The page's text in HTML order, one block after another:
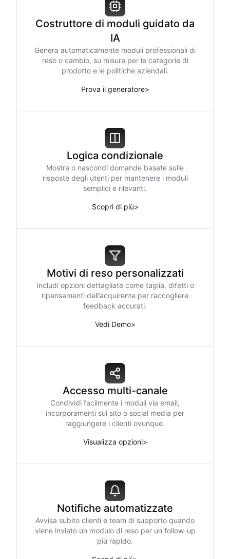
Costruttore di moduli guidato da
IA
Genera automaticamente moduli professionali di
reso o cambio, su misura per le categorie di
prodotto e le politiche aziendali.
Prova il generatore>
Logica condizionale
Mostra o nascondi domande basate sulle
risposte degli utenti per mantenere i moduli
semplici e rilevanti.
Scopri di più>
Motivi di reso personalizzati
Includi opzioni dettagliate come taglia, difetti o
ripensamenti dell’acquirente per raccogliere
feedback accurati.
Vedi Demo>
Accesso multi-canale
Condividi facilmente i moduli via email,
incorporamenti sul sito o social media per
raggiungere i clienti ovunque.
Visualizza opzioni>
Notifiche automatizzate
Avvisa subito clienti e team di supporto quando
viene inviato un modulo di reso per un follow-up
più rapido.